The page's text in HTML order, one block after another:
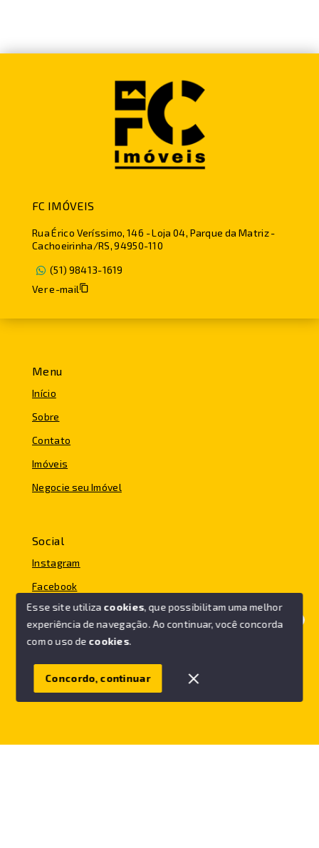
Olá! Vamos ajudar você a comprar o seu imóvel.
Menu
Início
Sobre
Contato
Imóveis
Negocie seu Imóvel
Social
Instagram
Facebook
© Copyright 2026 - FC IMÓVEIS - Todos os direitos
SITE PARA IMOBILIARIA
FC IMÓVEIS
Rua Érico Veríssimo, 146 - Loja 04, Parque da Matriz -
Cachoeirinha/RS, 94950-110
(51) 98413-1619
Ver e-mail
Esse site utiliza cookies, que possibilitam uma melhor
experiência de navegação.Ao continuar, você concorda
com o uso de cookies.
Concordo, continuar